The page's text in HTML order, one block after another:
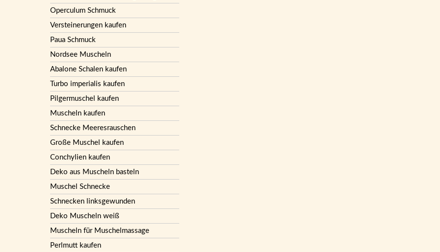
Operculum Schmuck
Versteinerungen kaufen
Paua Schmuck
Nordsee Muscheln
Abalone Schalen kaufen
Turbo imperialis kaufen
Pilgermuschel kaufen
Muscheln kaufen
Schnecke Meeresrauschen
Große Muschel kaufen
Conchylien kaufen
Deko aus Muscheln basteln
Muschel Schnecke
Schnecken linksgewunden
Deko Muscheln weiß
Muscheln für Muschelmassage
Perlmutt kaufen